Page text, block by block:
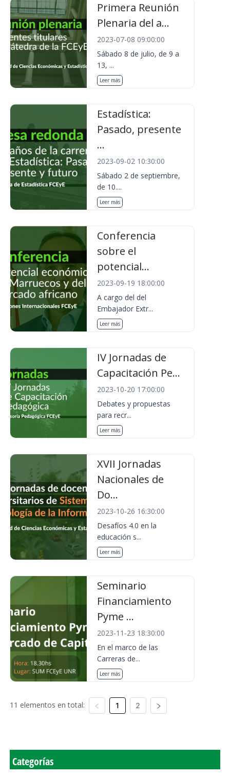
Primera Reunión
Plenaria del a...
2023-07-08 09:00:00
Sábado 8 de julio, de 9 a
13, ...
Leer más
Estadística:
Pasado, presente
...
2023-09-02 10:30:00
Sábado 2 de septiembre,
de 10....
Leer más
Conferencia
sobre el
potencial...
2023-09-19 18:00:00
A cargo del del
Embajador Extr...
Leer más
IV Jornadas de
Capacitación Pe...
2023-10-20 17:00:00
Debates y propuestas
para recr...
Leer más
XVII Jornadas
Nacionales de
Do...
2023-10-26 16:30:00
Desafíos 4.0 en la
educación s...
Leer más
Seminario
Financiamiento
Pyme ...
2023-11-23 18:30:00
En el marco de las
Carreras de...
Leer más
11 elementos en total: 1 2
Categorías